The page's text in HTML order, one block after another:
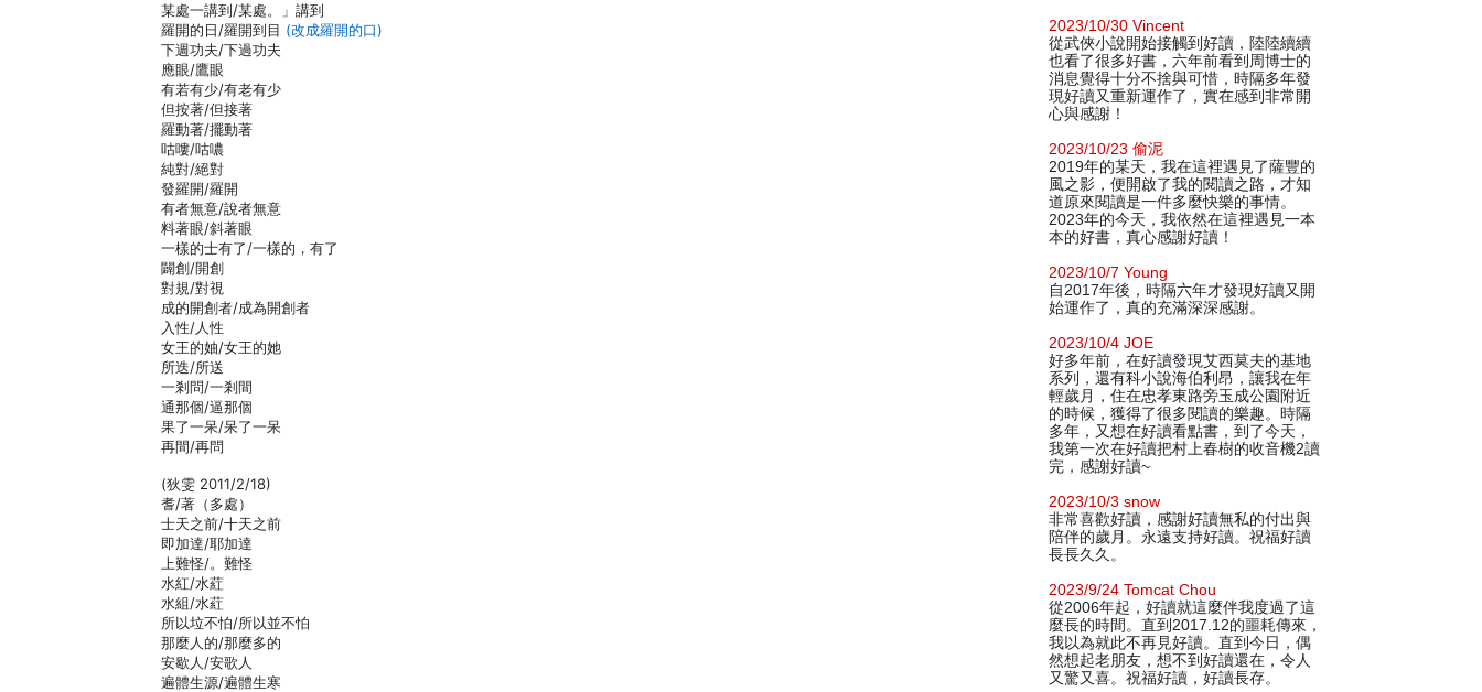
某處一講到/某處。」講到
羅開的日/羅開到目 (改成羅開的口)
下週功夫/下過功夫
應眼/鷹眼
有若有少/有老有少
但按著/但接著
羅動著/擺動著
咕嘍/咕噥
純對/絕對
發羅開/羅開
有者無意/說者無意
料著眼/斜著眼
一樣的士有了/一樣的，有了
闢創/開創
對規/對視
成的開創者/成為開創者
入性/人性
女王的妯/女王的她
所迭/所送
一剎問/一剎間
通那個/逼那個
果了一呆/呆了一呆
再間/再問
(狄雯 2011/2/18)
耆/著（多處）
士天之前/十天之前
即加達/耶加達
上難怪/。難怪
水紅/水葒
水組/水葒
所以垃不怕/所以並不怕
那麼人的/那麼多的
安歇人/安歌人
遍體生源/遍體生寒
2023/10/30 Vincent
從武俠小說開始接觸到好讀，陸陸續續
也看了很多好書，六年前看到周博士的
消息覺得十分不捨與可惜，時隔多年發
現好讀又重新運作了，實在感到非常開
心與感謝！
2023/10/23 偷泥
2019年的某天，我在這裡遇見了薩豐的
風之影，便開啟了我的閱讀之路，才知
道原來閱讀是一件多麼快樂的事情。
2023年的今天，我依然在這裡遇見一本
本的好書，真心感謝好讀！
2023/10/7 Young
自2017年後，時隔六年才發現好讀又開
始運作了，真的充滿深深感謝。
2023/10/4 JOE
好多年前，在好讀發現艾西莫夫的基地
系列，還有科小說海伯利昂，讓我在年
輕歲月，住在忠孝東路旁玉成公園附近
的時候，獲得了很多閱讀的樂趣。時隔
多年，又想在好讀看點書，到了今天，
我第一次在好讀把村上春樹的收音機2讀
完，感謝好讀~
2023/10/3 snow
非常喜歡好讀，感謝好讀無私的付出與
陪伴的歲月。永遠支持好讀。祝福好讀
長長久久。
2023/9/24 Tomcat Chou
從2006年起，好讀就這麼伴我度過了這
麼長的時間。直到2017.12的噩耗傳來，
我以為就此不再見好讀。直到今日，偶
然想起老朋友，想不到好讀還在，令人
又驚又喜。祝福好讀，好讀長存。